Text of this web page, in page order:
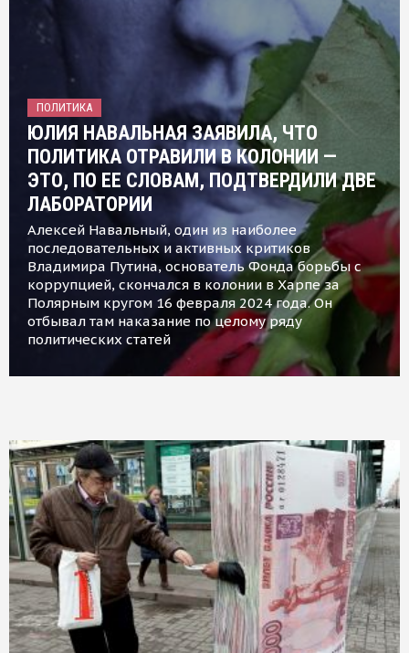
ПОЛИТИКА
ЮЛИЯ НАВАЛЬНАЯ ЗАЯВИЛА, ЧТО
ПОЛИТИКА ОТРАВИЛИ В КОЛОНИИ —
ЭТО, ПО ЕЕ СЛОВАМ, ПОДТВЕРДИЛИ ДВЕ
ЛАБОРАТОРИИ
Алексей Навальный, один из наиболее
последовательных и активных критиков
Владимира Путина, основатель Фонда борьбы с
коррупцией, скончался в колонии в Харпе за
Полярным кругом 16 февраля 2024 года. Он
отбывал там наказание по целому ряду
политических статей